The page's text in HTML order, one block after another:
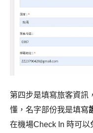
第四步是填寫旅客資訊
懂，名字部份我是填寫
在機場Check In 時可